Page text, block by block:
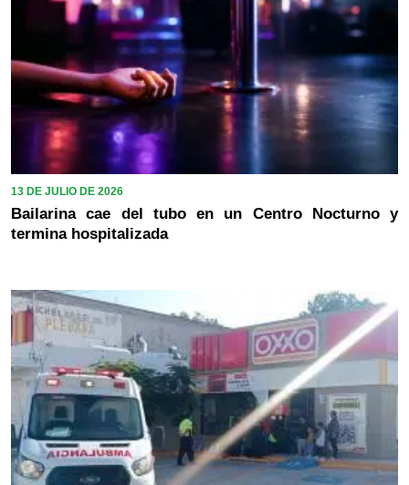
13 DE JULIO DE 2026
Bailarina cae del tubo en un Centro Nocturno y
termina hospitalizada